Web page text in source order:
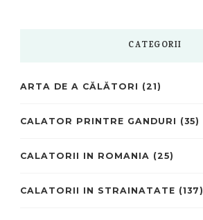
CATEGORII
ARTA DE A CĂLĂTORI (21)
CALATOR PRINTRE GANDURI (35)
CALATORII IN ROMANIA (25)
CALATORII IN STRAINATATE (137)